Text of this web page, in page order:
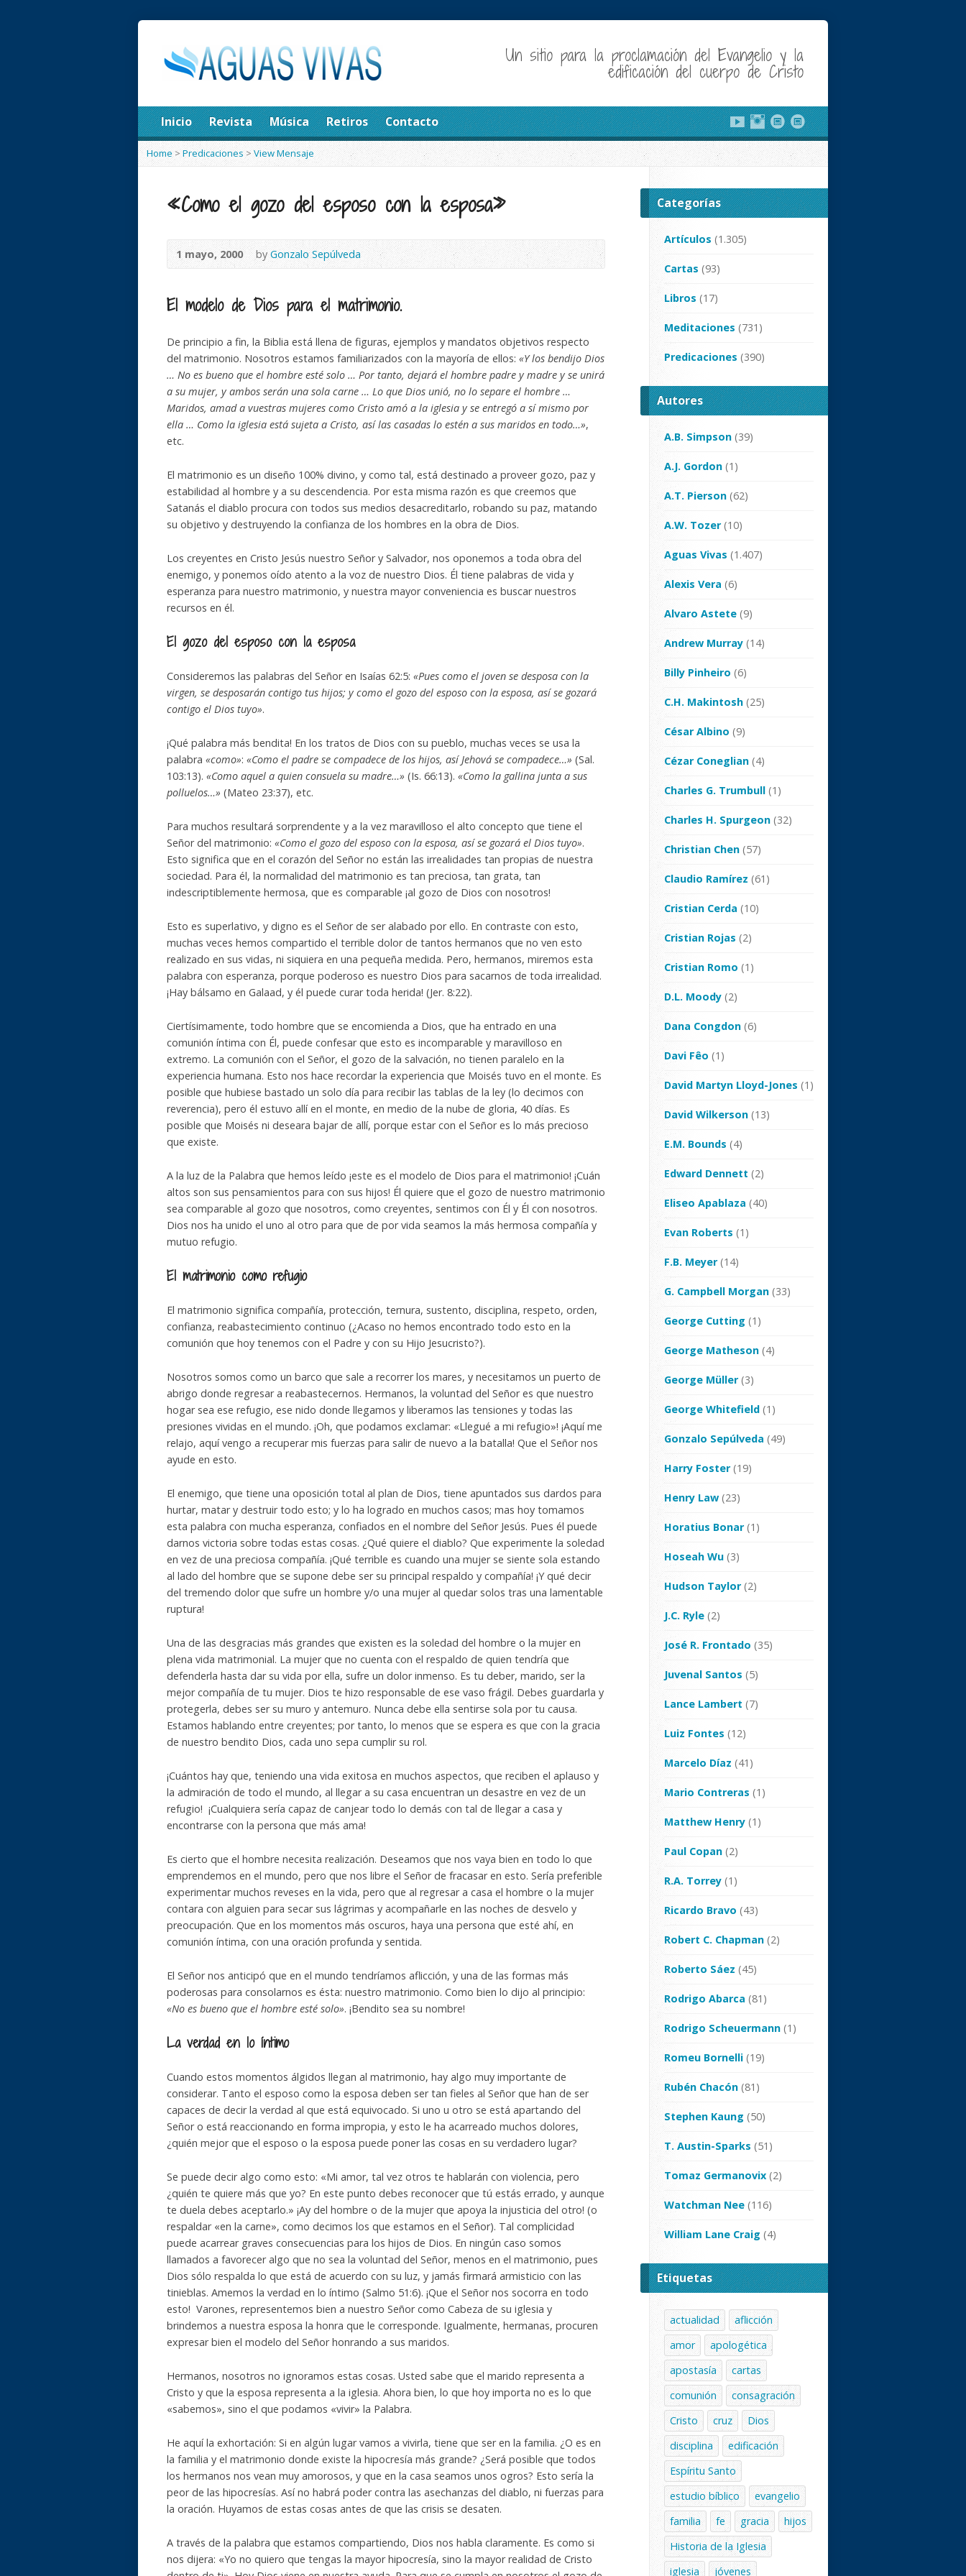
Un sitio para la proclamación del Evangelio y la
edificación del cuerpo de Cristo
Inicio Revista Música Retiros Contacto
Home > Predicaciones > View Mensaje
«Como el gozo del esposo con la esposa»
1 mayo, 2000 by Gonzalo Sepúlveda
El modelo de Dios para el matrimonio.
De principio a fin, la Biblia está llena de figuras, ejemplos y mandatos objetivos respecto
del matrimonio. Nosotros estamos familiarizados con la mayoría de ellos: «Y los bendijo Dios
… No es bueno que el hombre esté solo … Por tanto, dejará el hombre padre y madre y se unirá
a su mujer, y ambos serán una sola carne … Lo que Dios unió, no lo separe el hombre …
Maridos, amad a vuestras mujeres como Cristo amó a la iglesia y se entregó a sí mismo por
ella … Como la iglesia está sujeta a Cristo, así las casadas lo estén a sus maridos en todo…»,
etc.
El matrimonio es un diseño 100% divino, y como tal, está destinado a proveer gozo, paz y
estabilidad al hombre y a su descendencia. Por esta misma razón es que creemos que
Satanás el diablo procura con todos sus medios desacreditarlo, robando su paz, matando
su objetivo y destruyendo la confianza de los hombres en la obra de Dios.
Los creyentes en Cristo Jesús nuestro Señor y Salvador, nos oponemos a toda obra del
enemigo, y ponemos oído atento a la voz de nuestro Dios. Él tiene palabras de vida y
esperanza para nuestro matrimonio, y nuestra mayor conveniencia es buscar nuestros
recursos en él.
El gozo del esposo con la esposa
Consideremos las palabras del Señor en Isaías 62:5: «Pues como el joven se desposa con la
virgen, se desposarán contigo tus hijos; y como el gozo del esposo con la esposa, así se gozará
contigo el Dios tuyo».
¡Qué palabra más bendita! En los tratos de Dios con su pueblo, muchas veces se usa la
palabra «como»: «Como el padre se compadece de los hijos, así Jehová se compadece…» (Sal.
103:13). «Como aquel a quien consuela su madre…» (Is. 66:13). «Como la gallina junta a sus
polluelos…» (Mateo 23:37), etc.
Para muchos resultará sorprendente y a la vez maravilloso el alto concepto que tiene el
Señor del matrimonio: «Como el gozo del esposo con la esposa, así se gozará el Dios tuyo».
Esto significa que en el corazón del Señor no están las irrealidades tan propias de nuestra
sociedad. Para él, la normalidad del matrimonio es tan preciosa, tan grata, tan
indescriptiblemente hermosa, que es comparable ¡al gozo de Dios con nosotros!
Esto es superlativo, y digno es el Señor de ser alabado por ello. En contraste con esto,
muchas veces hemos compartido el terrible dolor de tantos hermanos que no ven esto
realizado en sus vidas, ni siquiera en una pequeña medida. Pero, hermanos, miremos esta
palabra con esperanza, porque poderoso es nuestro Dios para sacarnos de toda irrealidad.
¡Hay bálsamo en Galaad, y él puede curar toda herida! (Jer. 8:22).
Ciertísimamente, todo hombre que se encomienda a Dios, que ha entrado en una
comunión íntima con Él, puede confesar que esto es incomparable y maravilloso en
extremo. La comunión con el Señor, el gozo de la salvación, no tienen paralelo en la
experiencia humana. Esto nos hace recordar la experiencia que Moisés tuvo en el monte. Es
posible que hubiese bastado un solo día para recibir las tablas de la ley (lo decimos con
reverencia), pero él estuvo allí en el monte, en medio de la nube de gloria, 40 días. Es
posible que Moisés ni deseara bajar de allí, porque estar con el Señor es lo más precioso
que existe.
A la luz de la Palabra que hemos leído ¡este es el modelo de Dios para el matrimonio! ¡Cuán
altos son sus pensamientos para con sus hijos! Él quiere que el gozo de nuestro matrimonio
sea comparable al gozo que nosotros, como creyentes, sentimos con Él y Él con nosotros.
Dios nos ha unido el uno al otro para que de por vida seamos la más hermosa compañía y
mutuo refugio.
El matrimonio como refugio
El matrimonio significa compañía, protección, ternura, sustento, disciplina, respeto, orden,
confianza, reabastecimiento continuo (¿Acaso no hemos encontrado todo esto en la
comunión que hoy tenemos con el Padre y con su Hijo Jesucristo?).
Nosotros somos como un barco que sale a recorrer los mares, y necesitamos un puerto de
abrigo donde regresar a reabastecernos. Hermanos, la voluntad del Señor es que nuestro
hogar sea ese refugio, ese nido donde llegamos y liberamos las tensiones y todas las
presiones vividas en el mundo. ¡Oh, que podamos exclamar: «Llegué a mi refugio»! ¡Aquí me
relajo, aquí vengo a recuperar mis fuerzas para salir de nuevo a la batalla! Que el Señor nos
ayude en esto.
El enemigo, que tiene una oposición total al plan de Dios, tiene apuntados sus dardos para
hurtar, matar y destruir todo esto; y lo ha logrado en muchos casos; mas hoy tomamos
esta palabra con mucha esperanza, confiados en el nombre del Señor Jesús. Pues él puede
darnos victoria sobre todas estas cosas. ¿Qué quiere el diablo? Que experimente la soledad
en vez de una preciosa compañía. ¡Qué terrible es cuando una mujer se siente sola estando
al lado del hombre que se supone debe ser su principal respaldo y compañía! ¡Y qué decir
del tremendo dolor que sufre un hombre y/o una mujer al quedar solos tras una lamentable
ruptura!
Una de las desgracias más grandes que existen es la soledad del hombre o la mujer en
plena vida matrimonial. La mujer que no cuenta con el respaldo de quien tendría que
defenderla hasta dar su vida por ella, sufre un dolor inmenso. Es tu deber, marido, ser la
mejor compañía de tu mujer. Dios te hizo responsable de ese vaso frágil. Debes guardarla y
protegerla, debes ser su muro y antemuro. Nunca debe ella sentirse sola por tu causa.
Estamos hablando entre creyentes; por tanto, lo menos que se espera es que con la gracia
de nuestro bendito Dios, cada uno sepa cumplir su rol.
¡Cuántos hay que, teniendo una vida exitosa en muchos aspectos, que reciben el aplauso y
la admiración de todo el mundo, al llegar a su casa encuentran un desastre en vez de un
refugio! ¡Cualquiera sería capaz de canjear todo lo demás con tal de llegar a casa y
encontrarse con la persona que más ama!
Es cierto que el hombre necesita realización. Deseamos que nos vaya bien en todo lo que
emprendemos en el mundo, pero que nos libre el Señor de fracasar en esto. Sería preferible
experimentar muchos reveses en la vida, pero que al regresar a casa el hombre o la mujer
contara con alguien para secar sus lágrimas y acompañarle en las noches de desvelo y
preocupación. Que en los momentos más oscuros, haya una persona que esté ahí, en
comunión íntima, con una oración profunda y sentida.
El Señor nos anticipó que en el mundo tendríamos aflicción, y una de las formas más
poderosas para consolarnos es ésta: nuestro matrimonio. Como bien lo dijo al principio:
«No es bueno que el hombre esté solo». ¡Bendito sea su nombre!
La verdad en lo íntimo
Cuando estos momentos álgidos llegan al matrimonio, hay algo muy importante de
considerar. Tanto el esposo como la esposa deben ser tan fieles al Señor que han de ser
capaces de decir la verdad al que está equivocado. Si uno u otro se está apartando del
Señor o está reaccionando en forma impropia, y esto le ha acarreado muchos dolores,
¿quién mejor que el esposo o la esposa puede poner las cosas en su verdadero lugar?
Se puede decir algo como esto: «Mi amor, tal vez otros te hablarán con violencia, pero
¿quién te quiere más que yo? En este punto debes reconocer que tú estás errado, y aunque
te duela debes aceptarlo.» ¡Ay del hombre o de la mujer que apoya la injusticia del otro! (o
respaldar «en la carne», como decimos los que estamos en el Señor). Tal complicidad
puede acarrear graves consecuencias para los hijos de Dios. En ningún caso somos
llamados a favorecer algo que no sea la voluntad del Señor, menos en el matrimonio, pues
Dios sólo respalda lo que está de acuerdo con su luz, y jamás firmará armisticio con las
tinieblas. Amemos la verdad en lo íntimo (Salmo 51:6). ¡Que el Señor nos socorra en todo
esto! Varones, representemos bien a nuestro Señor como Cabeza de su iglesia y
brindemos a nuestra esposa la honra que le corresponde. Igualmente, hermanas, procuren
expresar bien el modelo del Señor honrando a sus maridos.
Hermanos, nosotros no ignoramos estas cosas. Usted sabe que el marido representa a
Cristo y que la esposa representa a la iglesia. Ahora bien, lo que hoy importa no es lo que
«sabemos», sino el que podamos «vivir» la Palabra.
He aquí la exhortación: Si en algún lugar vamos a vivirla, tiene que ser en la familia. ¿O es en
la familia y el matrimonio donde existe la hipocresía más grande? ¿Será posible que todos
los hermanos nos vean muy amorosos, y que en la casa seamos unos ogros? Esto sería la
peor de las hipocresías. Así no habrá poder contra las asechanzas del diablo, ni fuerzas para
la oración. Huyamos de estas cosas antes de que las crisis se desaten.
A través de la palabra que estamos compartiendo, Dios nos habla claramente. Es como si
nos dijera: «Yo no quiero que tengas la mayor hipocresía, sino la mayor realidad de Cristo
Categorías
Artículos (1.305)
Cartas (93)
Libros (17)
Meditaciones (731)
Predicaciones (390)
Autores
A.B. Simpson (39)
A.J. Gordon (1)
A.T. Pierson (62)
A.W. Tozer(10)
Aguas Vivas (1.407)
Alexis Vera (6)
Alvaro Astete (9)
Andrew Murray (14)
Billy Pinheiro (6)
C.H. Makintosh (25)
César Albino (9)
Cézar Coneglian (4)
Charles G. Trumbull (1)
Charles H. Spurgeon (32)
Christian Chen (57)
Claudio Ramírez (61)
Cristian Cerda (10)
Cristian Rojas (2)
Cristian Romo (1)
D.L. Moody (2)
Dana Congdon (6)
Davi Fêo (1)
David Martyn Lloyd-Jones (1)
David Wilkerson (13)
E.M. Bounds (4)
Edward Dennett (2)
Eliseo Apablaza (40)
Evan Roberts (1)
F.B. Meyer(14)
G. Campbell Morgan (33)
George Cutting (1)
George Matheson (4)
George Müller(3)
George Whitefield (1)
Gonzalo Sepúlveda (49)
Harry Foster(19)
Henry Law (23)
Horatius Bonar(1)
Hoseah Wu (3)
Hudson Taylor(2)
J.C. Ryle (2)
José R. Frontado (35)
Juvenal Santos (5)
Lance Lambert (7)
Luiz Fontes (12)
Marcelo Díaz (41)
Mario Contreras (1)
Matthew Henry (1)
Paul Copan (2)
R.A. Torrey (1)
Ricardo Bravo (43)
Robert C. Chapman (2)
Roberto Sáez (45)
Rodrigo Abarca (81)
Rodrigo Scheuermann (1)
Romeu Bornelli (19)
Rubén Chacón (81)
Stephen Kaung (50)
T. Austin-Sparks (51)
Tomaz Germanovix (2)
Watchman Nee (116)
William Lane Craig (4)
Etiquetas
actualidad
aflicción
amor
apologética
apostasía
cartas
comunión
consagración
Cristo
cruz
Dios
disciplina
edificación
Espíritu Santo
estudio bíblico
evangelio
familia
fe gracia
hijos
Historia de la Iglesia
iglesia
jóvenes